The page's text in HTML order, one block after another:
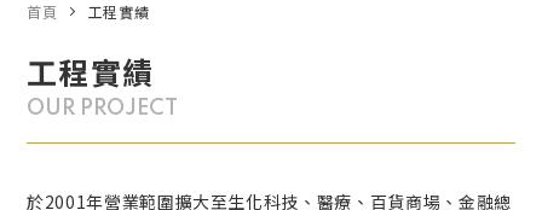
工程實績
OUR PROJECT
於2001年營業範圍擴大至生化科技、醫療、百貨商場、金融總
首頁 工程實績